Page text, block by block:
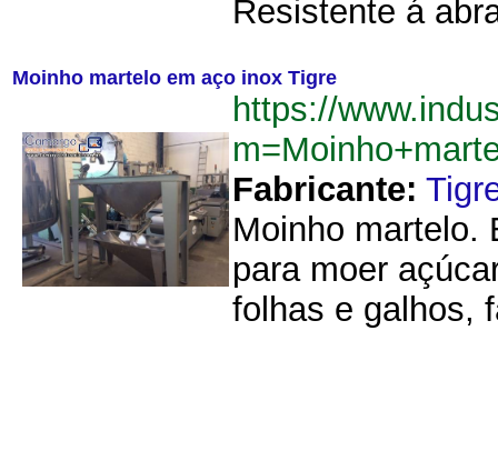
Resistente á
Moinho martelo em aço inox Tigre
https://
Fabricante:
Moinho martelo.
para moer
folhas e galhos,